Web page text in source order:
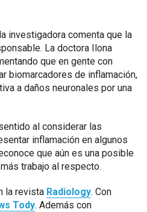
investigadora comenta que la
La doctora Ilona
que en gente con
biomarcadores de inflamación,
a daños neuronales por una
al considerar las
inflamación en algunos
que aún es una posible
trabajo al respecto.
la revista Radiology. Con
Tody. Además con